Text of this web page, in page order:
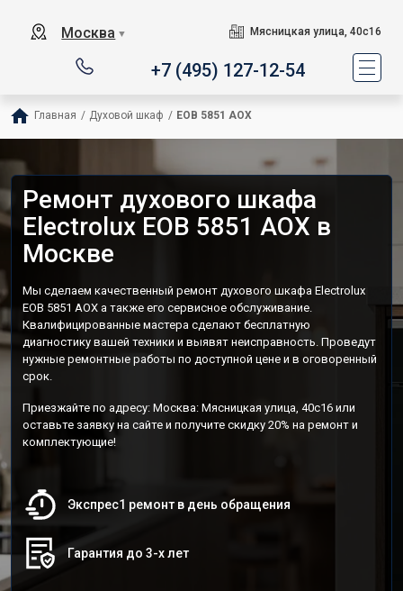
Москва ▼ Мясницкая улица, 40с16
+7 (495) 127-12-54
Главная / Духовой шкаф / EOB 5851 AOX
Ремонт духового шкафа
Electrolux EOB 5851 AOX в
Москве
Мы сделаем качественный ремонт духового шкафа Electrolux
EOB 5851 AOX а также его сервисное обслуживание.
Квалифицированные мастера сделают бесплатную
диагностику вашей техники и выявят неисправность. Проведут
нужные ремонтные работы по доступной цене и в оговоренный
срок.
Приезжайте по адресу: Москва: Мясницкая улица, 40с16 или
оставьте заявку на сайте и получите скидку 20% на ремонт и
комплектующие!
Экспрес1 ремонт в день обращения
Гарантия до 3-х лет